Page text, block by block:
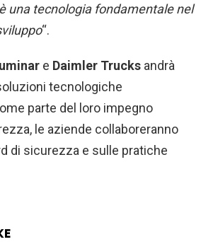
una tecnologia fondamentale nel
“.
e Daimler Trucks andrà
tecnologiche
parte del loro impegno
le aziende collaboreranno
di sicurezza e sulle pratiche